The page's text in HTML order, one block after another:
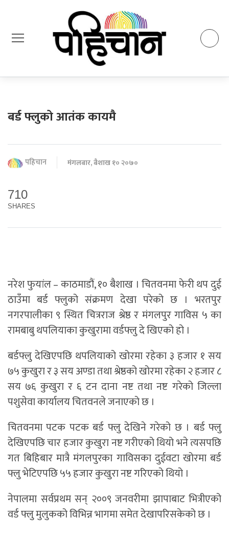
बर्ड फ्लुको आतंक कायमै
पहिचान मंगलबार, बैशाख १० २०७०
710
SHARES
नरेश फुयांल – काठमाडौं, १० बैशाख । चितवनमा फेरी थप दुई
ठाउँमा बर्ड फ्लुको संक्रमण देखा परेको छ । भरतपुर
नगरपालीका ९ स्थित चित्रराज श्रेष्ठ र मंगलपुर गाविस ५ का
रामबाबु थपलियाका कुखुरामा वर्डफ्लु दे खिएको हो ।
बर्डफ्लु देखिएपछि थपलियाको खोरमा रहेका ३ हजार १ सय
७५ कुखुरा र ३ सय अण्डा तथा श्रेष्ठको खोरमा रहेका २ हजार ८
सय ७६ कुखुरा र ६ टन दाना नष्ट तथा नष्ट गरेको जिल्ला
पशुसेवा कार्यालय चितवनले जनाएको छ ।
चितवनमा पटक पटक बर्ड फ्लु देखिने गरेको छ । बर्ड फ्लु
देखिएपछि चार हजार कुखुरा नष्ट गरीएको थियो भने त्यसपछि
गत बिहिबार मात्रै मंगलपुरका गाविसका दुईवटा खोरमा बर्ड
फ्लु भेटिएपछि ५५ हजार कुखुरा नष्ट गरिएको थियो ।
नेपालमा सर्वप्रथम सन् २००९ जनवरीमा झापाबाट भित्रीएको
वर्ड फ्लु मुलुकको विभिन्न भागमा समेत देखापरिसकेको छ ।